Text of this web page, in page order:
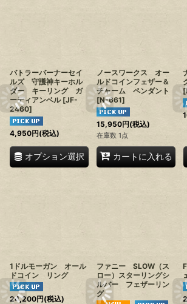
バトラーバーナーセイ
ルズ 守護神キーホル
ダー キーリング ガ
ーディアンベル [JF-
2460]
4,950円(税込)
オプション選択
ノースワークス オー
ルドコインフェザー＆
チャーム ペンダント
[N-661]
15,950円(税込)
在庫数 1点
カートに入れる
[
1ドルモーガン オール
ドコイン リング
24,200円(税込)
ファニー SLOW（ス
ロー）スターリングシ
ルバー フェザーリン
グ